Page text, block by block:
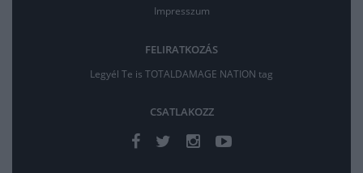
Impresszum
FELIRATKOZÁS
Legyél Te is TOTALDAMAGE NATION tag
CSATLAKOZZ